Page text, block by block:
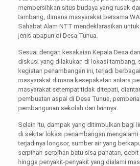
membersihkan situs budaya yang rusak
tambang, dimana masyarakat bersama
Sahabat Alam NTT mendeklarasikan
jenis apapun di Desa Tunua.
Sesuai dengan kesaksian Kepala Desa
diskusi yang dilakukan di lokasi tambang,
kegiatan penambangan ini, terjadi
masyarakat dimana kesepakatan antara
masyarakat setempat tidak ditepati,
pembuatan aspal di Desa Tunua,
pembangunan sekolah dan lainnya.
Selain itu, dampak yang ditimbulkan bagi
di sekitar lokasi penambangan mengalami
terjadinya longsor, sumber air yang
serpihan-serpihan batu sisa pahatan, debit
hingga penyakit-penyakit yang dialami